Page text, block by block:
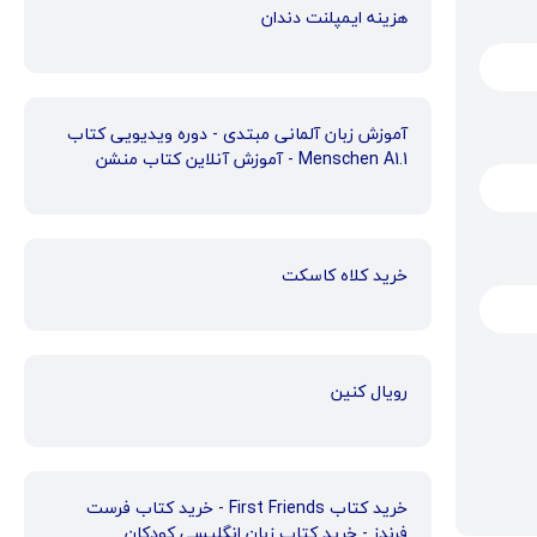
هزینه ایمپلنت دندان
آموزش زبان آلمانی مبتدی - دوره ویدیویی کتاب
Menschen A1.1 - آموزش آنلاین کتاب منشن
خرید کلاه کاسکت
رویال کنین
خرید کتاب First Friends - خرید کتاب فرست